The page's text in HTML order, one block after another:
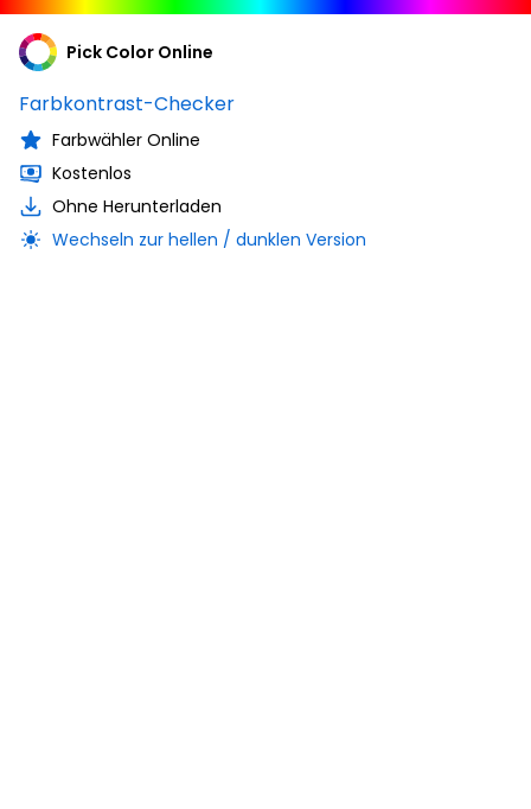
Pick Color Online
Farbkontrast-Checker
Farbwähler Online
Kostenlos
Ohne Herunterladen
Wechseln zur hellen / dunklen Version